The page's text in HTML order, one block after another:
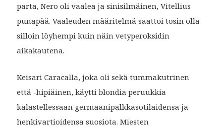
parta, Nero oli vaalea ja sinisilmäinen, Vitellius
punapää. Vaaleuden määritelmä saattoi tosin olla
silloin löyhempi kuin näin vetyperoksidin
aikakautena.
Keisari Caracalla, joka oli sekä tummakutrinen
että -hipiäinen, käytti blondia peruukkia
kalastellessaan germaanipalkkasotilaidensa ja
henkivartioidensa suosiota. Miesten